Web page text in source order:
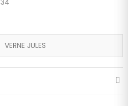
VERNE JULES